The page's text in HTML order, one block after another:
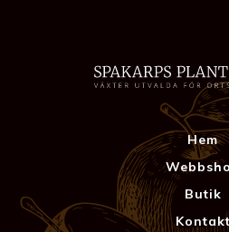
Hem
Butik
Kontakt